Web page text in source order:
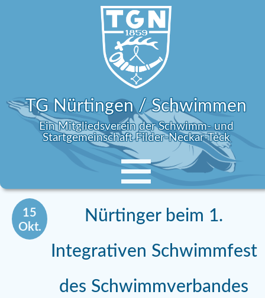
TG Nürtingen / Schwimmen
Ein Mitgliedsverein der Schwimm- und
Startgemeinschaft Filder-Neckar-Teck
15
Okt.
Nürtinger beim 1.
Integrativen Schwimmfest
des Schwimmverbandes